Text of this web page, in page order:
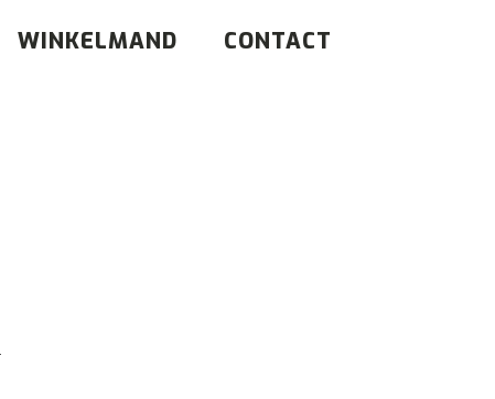
WINKELMAND CONTACT